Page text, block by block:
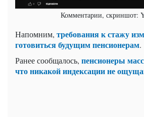
Комментарии, скриншот:
Напомним, требования к стажу
готовиться будущим пенсионерам.
Ранее сообщалось, пенсионеры
что никакой индексации не